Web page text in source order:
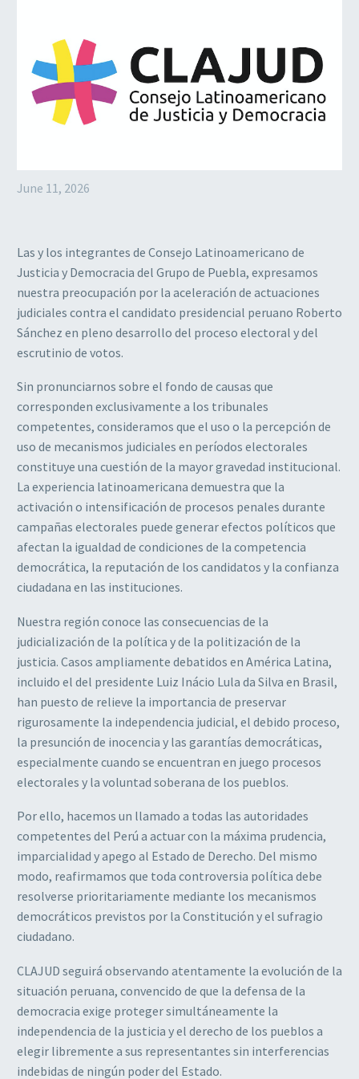
June 11, 2026
Las y los integrantes de Consejo Latinoamericano de
Justicia y Democracia del Grupo de Puebla, expresamos
nuestra preocupación por la aceleración de actuaciones
judiciales contra el candidato presidencial peruano Roberto
Sánchez en pleno desarrollo del proceso electoral y del
escrutinio de votos.
Sin pronunciarnos sobre el fondo de causas que
corresponden exclusivamente a los tribunales
competentes, consideramos que el uso o la percepción de
uso de mecanismos judiciales en períodos electorales
constituye una cuestión de la mayor gravedad institucional.
La experiencia latinoamericana demuestra que la
activación o intensificación de procesos penales durante
campañas electorales puede generar efectos políticos que
afectan la igualdad de condiciones de la competencia
democrática, la reputación de los candidatos y la confianza
ciudadana en las instituciones.
Nuestra región conoce las consecuencias de la
judicialización de la política y de la politización de la
justicia. Casos ampliamente debatidos en América Latina,
incluido el del presidente Luiz Inácio Lula da Silva en Brasil,
han puesto de relieve la importancia de preservar
rigurosamente la independencia judicial, el debido proceso,
la presunción de inocencia y las garantías democráticas,
especialmente cuando se encuentran en juego procesos
electorales y la voluntad soberana de los pueblos.
Por ello, hacemos un llamado a todas las autoridades
competentes del Perú a actuar con la máxima prudencia,
imparcialidad y apego al Estado de Derecho. Del mismo
modo, reafirmamos que toda controversia política debe
resolverse prioritariamente mediante los mecanismos
democráticos previstos por la Constitución y el sufragio
ciudadano.
CLAJUD seguirá observando atentamente la evolución de la
situación peruana, convencido de que la defensa de la
democracia exige proteger simultáneamente la
independencia de la justicia y el derecho de los pueblos a
elegir libremente a sus representantes sin interferencias
indebidas de ningún poder del Estado.